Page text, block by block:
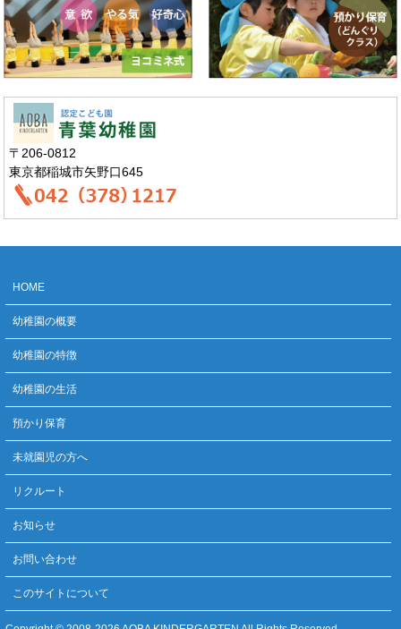
〒206-0812
東京都稲城市矢野口645
HOME
幼稚園の概要
幼稚園の特徴
幼稚園の生活
預かり保育
未就園児の方へ
リクルート
お知らせ
お問い合わせ
このサイトについて